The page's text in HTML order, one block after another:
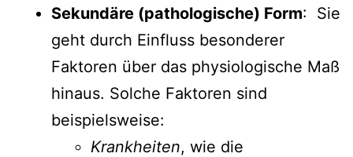
Sekundäre (pathologische) Form: Sie
geht durch Einfluss besonderer
Faktoren über das physiologische Maß
hinaus. Solche Faktoren sind
beispielsweise:
Krankheiten, wie die